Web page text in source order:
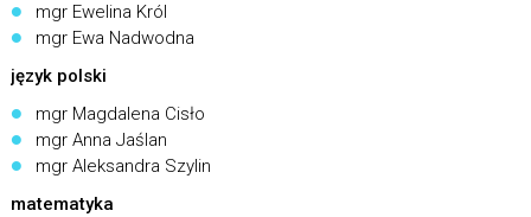
mgr Ewelina Król
mgr Ewa Nadwodna
język polski
mgr Magdalena Cisło
mgr Anna Jaślan
mgr Aleksandra Szylin
matematyka